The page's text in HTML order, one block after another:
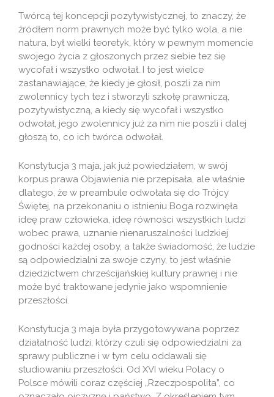
Twórcą tej koncepcji pozytywistycznej, to znaczy, że
źródłem norm prawnych może być tylko wola, a nie
natura, był wielki teoretyk, który w pewnym momencie
swojego życia z głoszonych przez siebie tez się
wycofał i wszystko odwołał. I to jest wielce
zastanawiające, że kiedy je głosił, poszli za nim
zwolennicy tych tez i stworzyli szkołę prawniczą,
pozytywistyczną, a kiedy się wycofał i wszystko
odwołał, jego zwolennicy już za nim nie poszli i dalej
głoszą to, co ich twórca odwołał.
Konstytucja 3 maja, jak już powiedziałem, w swój
korpus prawa Objawienia nie przepisała, ale właśnie
dlatego, że w preambule odwołała się do Trójcy
Świętej, na przekonaniu o istnieniu Boga rozwinęła
ideę praw człowieka, ideę równości wszystkich ludzi
wobec prawa, uznanie nienaruszalności ludzkiej
godności każdej osoby, a także świadomość, że ludzie
są odpowiedzialni za swoje czyny, to jest właśnie
dziedzictwem chrześcijańskiej kultury prawnej i nie
może być traktowane jedynie jako wspomnienie
przeszłości.
Konstytucja 3 maja była przygotowywana poprzez
działalność ludzi, którzy czuli się odpowiedzialni za
sprawy publiczne i w tym celu oddawali się
studiowaniu przeszłości. Od XVI wieku Polacy o
Polsce mówili coraz częściej „Rzeczpospolita”, co